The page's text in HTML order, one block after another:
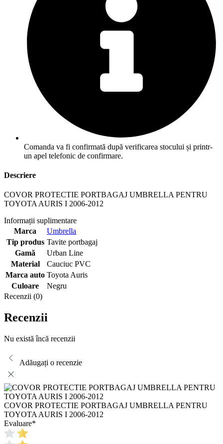
Comanda va fi confirmată după verificarea stocului și printr-
un apel telefonic de confirmare.
Descriere
COVOR PROTECTIE PORTBAGAJ UMBRELLA PENTRU
TOYOTA AURIS I 2006-2012
Informații suplimentare
Marca
Umbrella
Tip produs Tavite portbagaj
Gamă
Urban Line
Material
Cauciuc PVC
Marca auto Toyota Auris
Culoare
Negru
Recenzii (0)
Recenzii
Nu există încă recenzii
Adăugați o recenzie
COVOR PROTECTIE PORTBAGAJ UMBRELLA PENTRU
TOYOTA AURIS I 2006-2012
Evaluare*